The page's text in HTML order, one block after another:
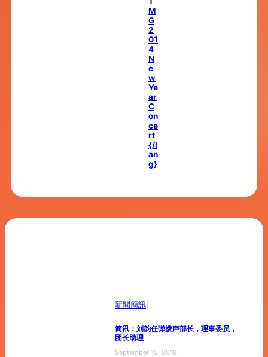
M
G
2
01
4
N
e
w
Ye
ar
C
on
ce
rt
{/l
an
g}
新聞簡訊|
简讯：刘韵任弹拨声部长，理事委员，
团长助理
September 15, 2018